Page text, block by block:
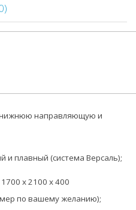
направляющую и
и плавный (система Версаль);
х 2100 х 400
по вашему желанию);